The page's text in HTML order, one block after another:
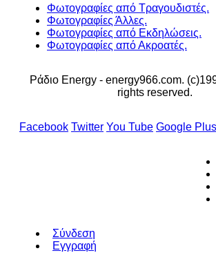
Φωτογραφίες από Τραγουδιστές.
Φωτογραφίες Άλλες.
Φωτογραφίες από Εκδηλώσεις.
Φωτογραφίες από Ακροατές.
Ράδιο Energy - energy966.com.
rights reserved.
Facebook Twitter You Tube Google
Σύνδεση
Εγγραφή